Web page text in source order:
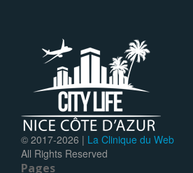
© 2017-2026 | La Clinique du Web
All Rights Reserved
Pages